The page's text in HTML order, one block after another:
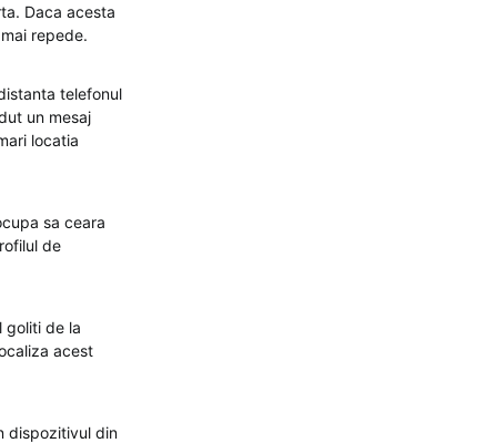
Daca acesta
repede.
telefonul
un mesaj
locatia
sa ceara
de
goliti de la
acest
dispozitivul din